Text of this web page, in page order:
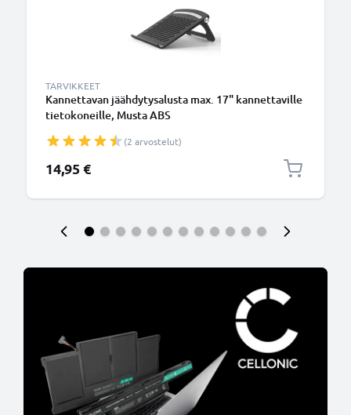
TARVIKKEET
Kannettavan jäähdytysalusta max. 17" kannettaville
tietokoneille, Musta ABS
(2 arvostelut)
14,95 €